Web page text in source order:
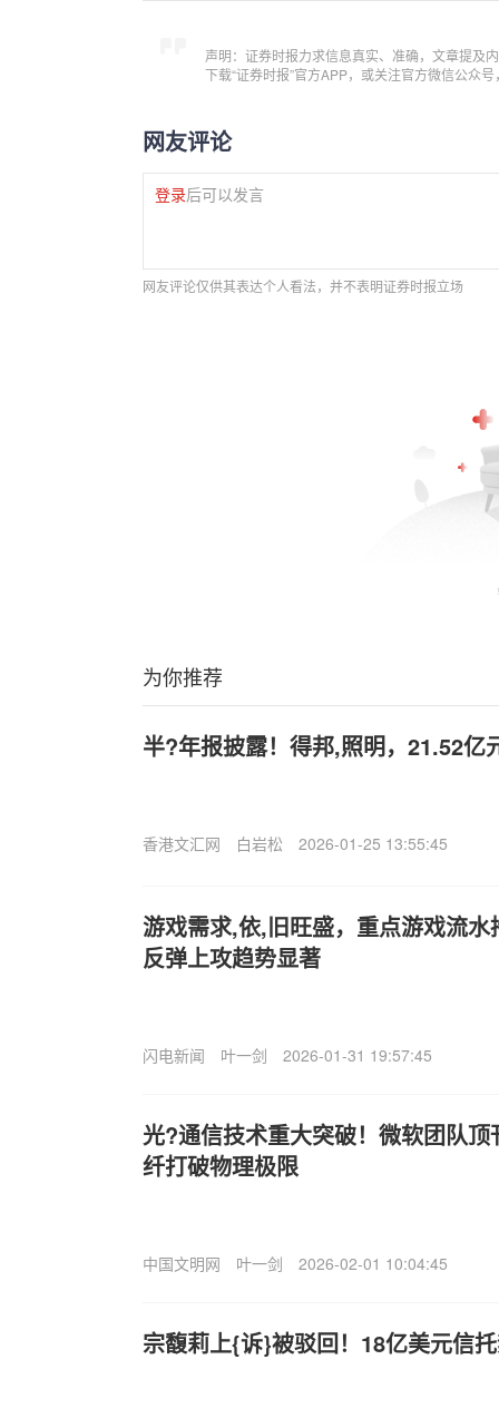
声明：证券时报力求信息真实、准确，文章提及
下载“证券时报”官方APP，或关注官方微信公众
网友评论
登录后可以发言
网友评论仅供其表达个人看法，并不表明证券时报立场
为你推荐
半?年报披露！得邦,照明，21.52亿
香港文汇网 白岩松 2026-01-25 13:55:45
游戏需求,依,旧旺盛，重点游戏流
反弹上攻趋势显著
闪电新闻 叶一剑 2026-01-31 19:57:45
光?通信技术重大突破！微软团队
纤打破物理极限
中国文明网 叶一剑 2026-02-01 10:04:45
宗馥莉上{诉}被驳回！18亿美元信